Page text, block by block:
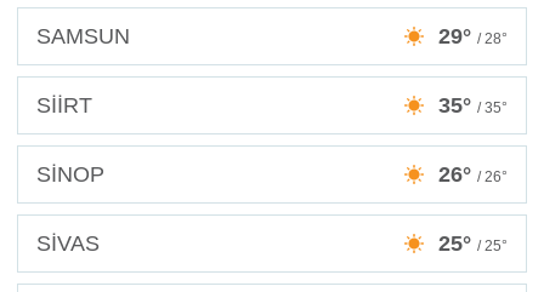
SAMSUN 29° / 28°
SİİRT 35° / 35°
SİNOP 26° / 26°
SİVAS 25° / 25°